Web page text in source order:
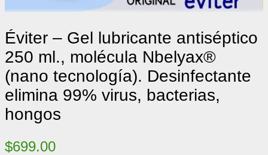
Éviter – Gel lubricante antiséptico
250 ml., molécula Nbelyax®
(nano tecnología). Desinfectante
elimina 99% virus, bacterias,
hongos
$699.00